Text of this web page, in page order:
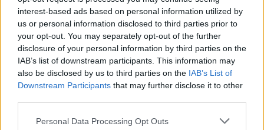
interest-based ads based on personal information utilized by
us or personal information disclosed to third parties prior to
your opt-out. You may separately opt-out of the further
disclosure of your personal information by third parties on the
IAB’s list of downstream participants. This information may
also be disclosed by us to third parties on the IAB’s List of
Downstream Participants that may further disclose it to other
Please note that this website/app uses one or more Google
Personal Data Processing Opt Outs
között. Itt alkották a „Redbull szárnyakat ad” reklámrajzfilm-
sorozatot is.
EGYÉB
Mindenkit várnak a múzeumok!
A Múzeumok Éjszakáját a kulturális ágazat egyik
Péter kultúráért felelős államtitkár a június 25-ei